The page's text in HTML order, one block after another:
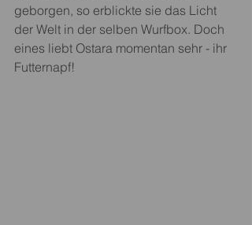
geborgen, so erblickte sie das Licht
der Welt in der selben Wurfbox. Doch
eines liebt Ostara momentan sehr - ihr
Futternapf!